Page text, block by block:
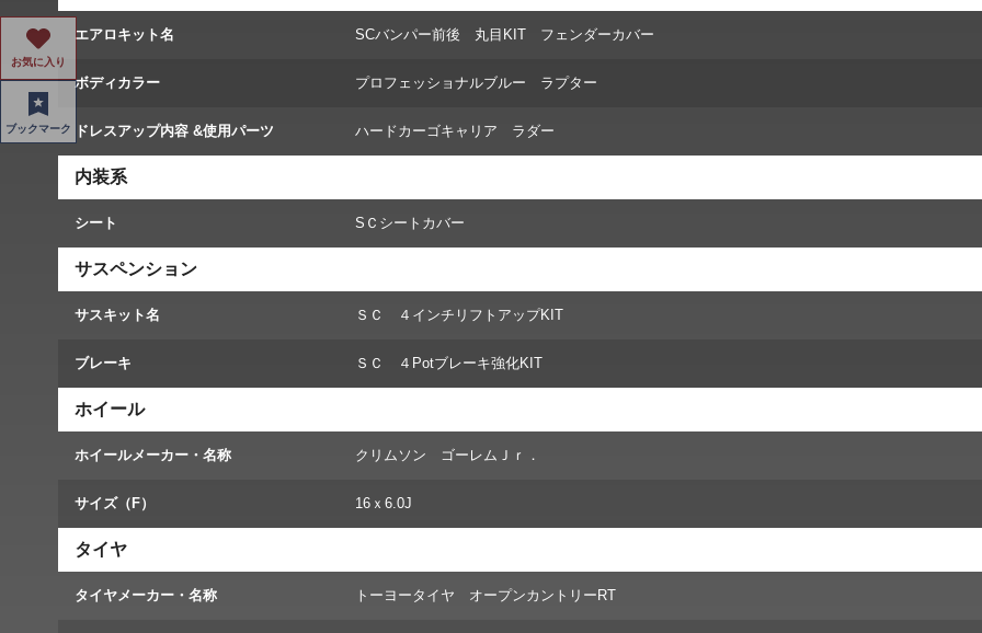
エアロキット名 SCバンパー前後 丸目KIT フェンダーカバー
ボディカラー プロフェッショナルブルー ラプター
ドレスアップ内容 &使用パーツ ハードカーゴキャリア ラダー
内装系
シート SＣシートカバー
サスペンション
サスキット名 ＳＣ ４インチリフトアップKIT
ブレーキ ＳＣ ４Potブレーキ強化KIT
ホイール
ホイールメーカー・名称 クリムソン ゴーレムＪｒ．
サイズ（F） 16ｘ6.0J
タイヤ
タイヤメーカー・名称 トーヨータイヤ オープンカントリーRT
お気に入り
ブックマーク